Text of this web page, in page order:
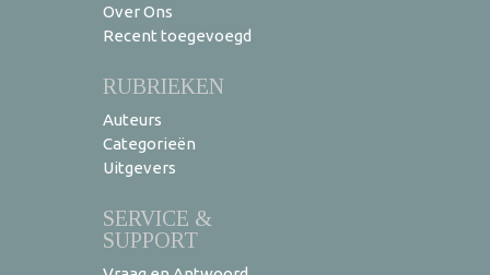
Over Ons
Recent toegevoegd
RUBRIEKEN
Auteurs
Categorieën
Uitgevers
SERVICE &
SUPPORT